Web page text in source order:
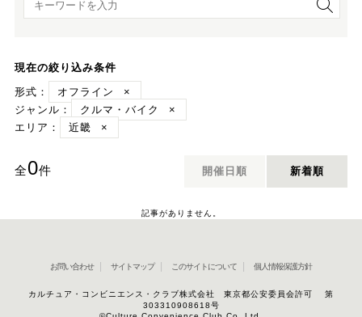
現在の絞り込み条件
形式：
オフライン
×
ジャンル：
クルマ・バイク
×
エリア：
近畿 ×
全0件 開催日順 新着順
記事がありません。
お問い合わせ サイトマップ このサイトについて 個人情報保護方針
カルチュア・コンビニエンス・クラブ株式会社 東京都公安委員会許可 第
303310908618号